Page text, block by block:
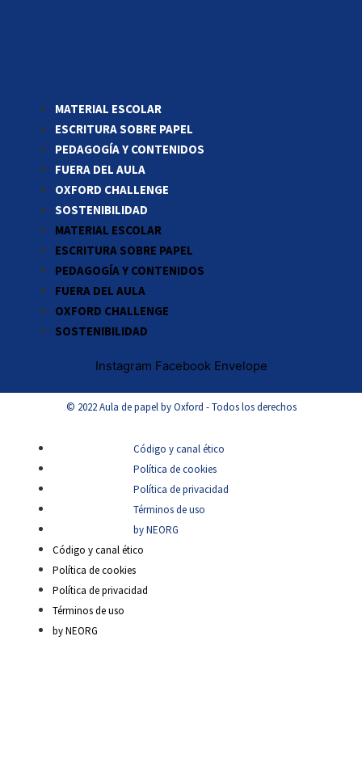
MATERIAL ESCOLAR
ESCRITURA SOBRE PAPEL
PEDAGOGÍA Y CONTENIDOS
FUERA DEL AULA
OXFORD CHALLENGE
SOSTENIBILIDAD
MATERIAL ESCOLAR
ESCRITURA SOBRE PAPEL
PEDAGOGÍA Y CONTENIDOS
FUERA DEL AULA
OXFORD CHALLENGE
SOSTENIBILIDAD
Instagram Facebook Envelope
© 2022 Aula de papel by Oxford - Todos los derechos
Código y canal ético
Política de cookies
Política de privacidad
Términos de uso
by NEORG
Código y canal ético
Política de cookies
Política de privacidad
Términos de uso
by NEORG